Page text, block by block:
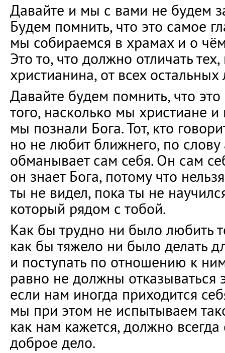
Давайте и мы с вами не будем
Будем помнить, что это самое
мы собираемся в храмах и о
Это то, что должно отличать
христианина, от всех
Давайте будем помнить, что
того, насколько мы христиане и
мы познали Бога. Тот, кто
но не любит ближнего, по
обманывает сам себя. Он сам
он знает Бога, потому что
ты не видел, пока ты не
который рядом с тобой.
Как бы трудно ни было любить
как бы тяжело ни было делать
и поступать по отношению к
равно не должны отказываться
если нам иногда приходится
мы при этом не испытываем
как нам кажется, должно
доброе дело.